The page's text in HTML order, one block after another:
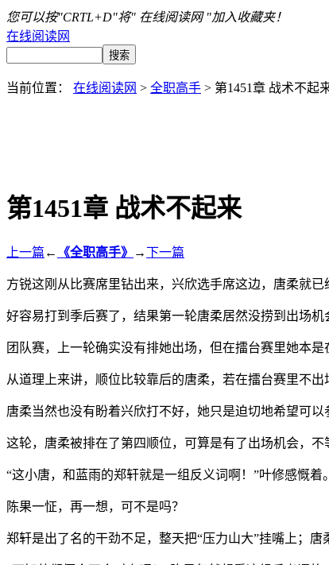
您可以按"CRTL+D"将" 在线阅读网 "加入收藏夹！
在线阅读网
当前位置： 在线阅读网 > 全职高手 > 第1451章 战术不起
第1451章 战术不起来
上一篇 ← 《全职高手》 →下一篇
方锐这刚从比赛席里钻出来，兴欣选手席这边，唐柔就已
好容易打到季后赛了，结果第一轮唐柔居然没捞到出场机
团队赛，上一轮确实没有排她出场，但在擂台赛里她本
从道理上来讲，顺位比较靠后的唐柔，若在擂台赛里不
唐柔当然也没有盼着兴欣打不好，她只是迫切地希望可以
这轮，唐柔被排在了第四顺位，可算是有了出场机会，不
“这小唐，和蓝雨的郑轩就是一组反义词啊！”叶修感慨着。
陈果一怔，再一想，可不是吗？
郑轩是出了名的干劲不足，整天把“压力山大”挂嘴上；